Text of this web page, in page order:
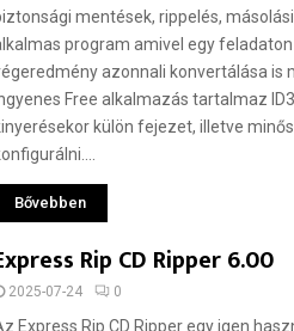
mentések, rippelés,
program amivel egy
azonnali konvertálása is
Free alkalmazás tartalmaz
külön fejezet, illetve
Bővebben
Rip CD Ripper 6.00
2025-07-24 0
Express Rip CD Ripper egy igen